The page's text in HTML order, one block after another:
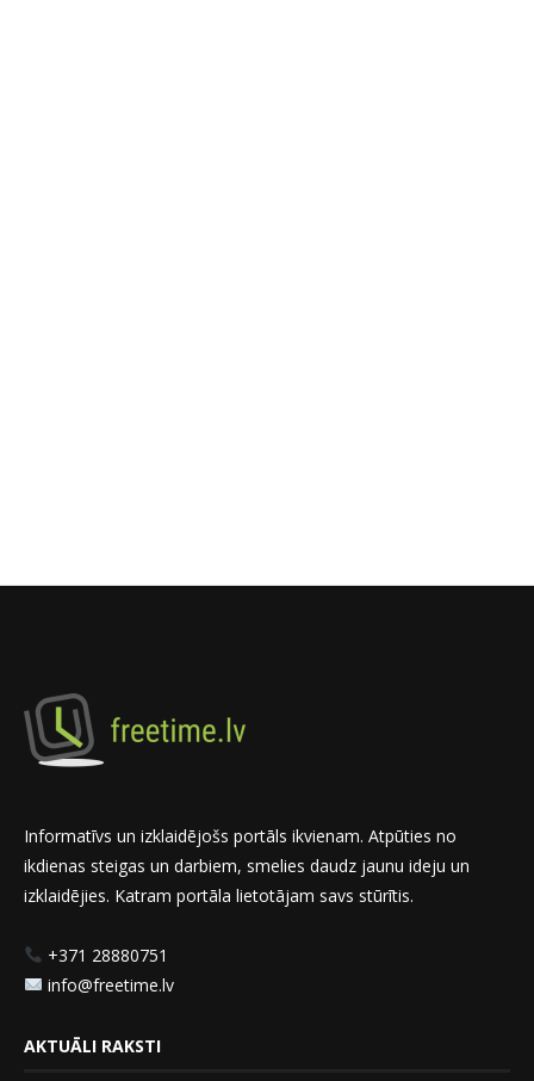
Informatīvs un izklaidējošs portāls ikvienam. Atpūties no
ikdienas steigas un darbiem, smelies daudz jaunu ideju un
izklaidējies. Katram portāla lietotājam savs stūrītis.
+371 28880751
info@freetime.lv
AKTUĀLI RAKSTI